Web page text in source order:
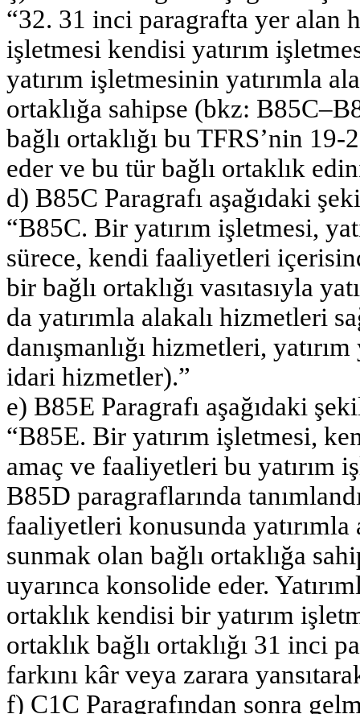
“32. 31 inci paragrafta yer alan
işletmesi kendisi yatırım
yatırım işletmesinin yatırımla
ortaklığa sahipse (bkz:
bağlı ortaklığı bu TFRS’nin
eder ve bu tür bağlı ortaklık
d) B85C Paragrafı aşağıdaki
“B85C. Bir yatırım işletmesi,
sürece, kendi faaliyetleri
bir bağlı ortaklığı vasıtasıyla
da yatırımla alakalı hizmetleri
danışmanlığı hizmetleri,
idari hizmetler).”
e) B85E Paragrafı aşağıdaki
“B85E. Bir yatırım işletmesi,
amaç ve faaliyetleri bu yatırım
B85D paragraflarında
faaliyetleri konusunda
sunmak olan bağlı ortaklığa
uyarınca konsolide eder.
ortaklık kendisi bir yatırım
ortaklık bağlı ortaklığı 31 inci
farkını kâr veya zarara
f) C1C Paragrafından sonra